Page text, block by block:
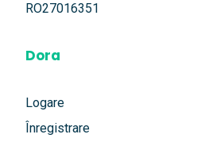
RO27016351
Dora
Logare
Înregistrare